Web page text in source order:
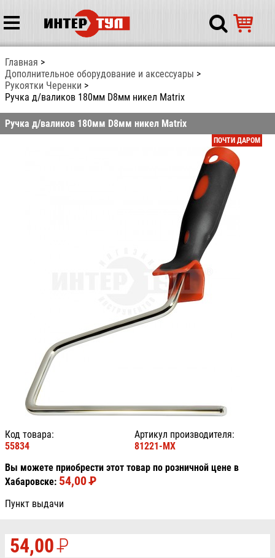
Главная
Дополнительное оборудование и аксессуары
Рукоятки Черенки
Ручка д/валиков 180мм D8мм никел Matrix
Ручка д/валиков 180мм D8мм никел Matrix
ПОЧТИ ДАРОМ
Код товара:
55834
Артикул производителя:
81221-MX
Вы можете приобрести этот товар по розничной цене в
Хабаровске: 54,00PУБ.
Пункт выдачи
54,00P